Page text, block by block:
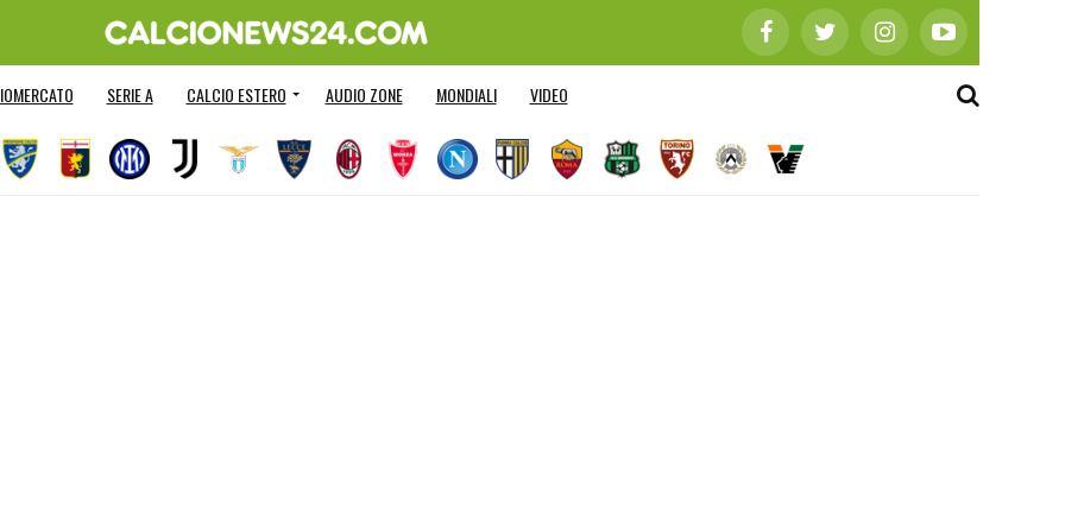
SERIE A CALCIO ESTERO AUDIO ZONE MONDIALI VIDEO